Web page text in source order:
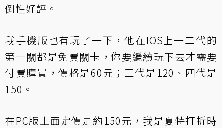
倒性好評。
我手機版也有玩了一下，他在IOS上一二代的
第一關都是免費關卡，你要繼續玩下去才需要
付費購買，價格是60元；三代是120、四代是
150。
在PC版上面定價是約150元，我是夏特打折時